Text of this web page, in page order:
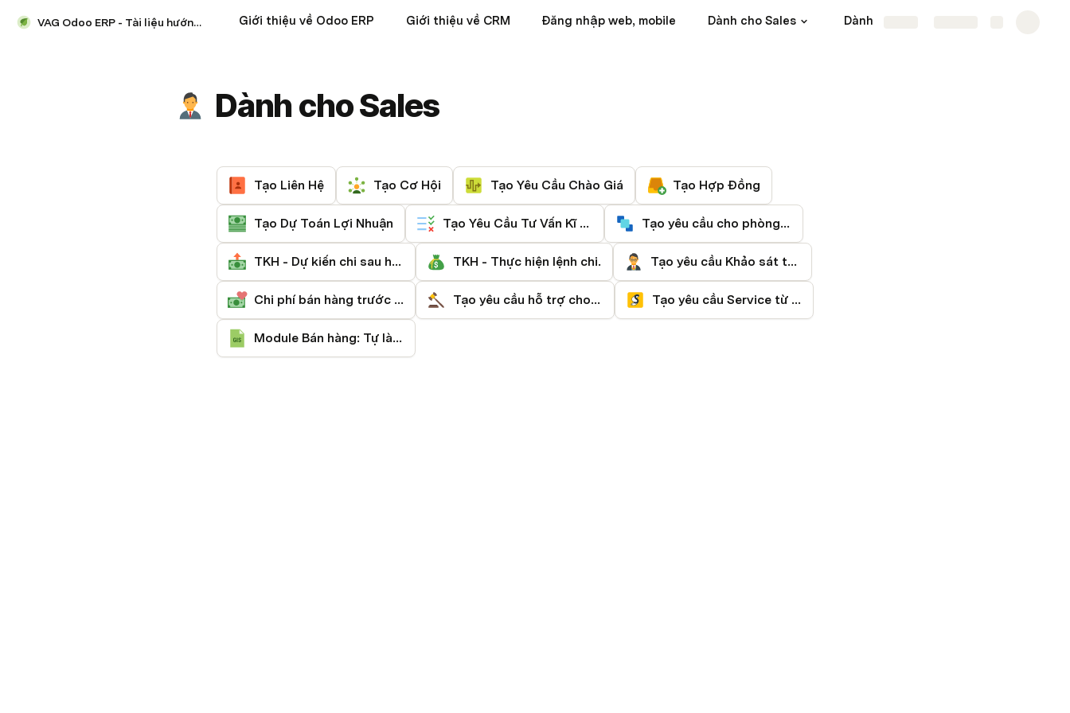
VAG Odoo ERP - Tài liệu hướng dẫn Giới thiệu về Odoo ERP Giới thiệu về CRM Đăng nhập web, mobile Dành cho Sales Dành cho CSKH
Dành cho Sales
Tạo Liên Hệ Tạo Cơ Hội Tạo Yêu Cầu Chào Giá Tạo Hợp Đồng
Tạo Dự Toán Lợi Nhuận Tạo Yêu Cầu Tư Vấn Kĩ Thuật (Application) Tạo yêu cầu cho phòng đấu thầu.
TKH - Dự kiến chi sau hợp đồng. TKH - Thực hiện lệnh chi. Tạo yêu cầu Khảo sát thiết kế
Chi phí bán hàng trước hợp đồng Tạo yêu cầu hỗ trợ cho pháp chế Tạo yêu cầu Service từ hợp đồng
Module Bán hàng: Tự làm chào giá